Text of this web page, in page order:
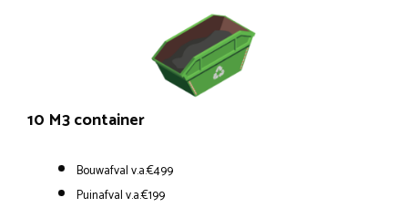
10 M3 container
Bouwafval v.a.€499
Puinafval v.a.€199